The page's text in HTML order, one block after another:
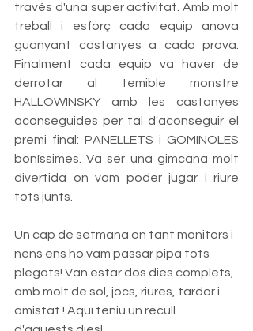
través d'una super activitat. Amb molt
treball i esforç cada equip anova
guanyant castanyes a cada prova.
Finalment cada equip va haver de
derrotar al temible monstre
HALLOWINSKY amb les castanyes
aconseguides per tal d'aconseguir el
premi final: PANELLETS i GOMINOLES
boníssimes. Va ser una gimcana molt
divertida on vam poder jugar i riure
tots junts.
Un cap de setmana on tant monitors i
nens ens ho vam passar pipa tots
plegats! Van estar dos dies complets,
amb molt de sol, jocs, riures, tardor i
amistat ! Aquí teniu un recull